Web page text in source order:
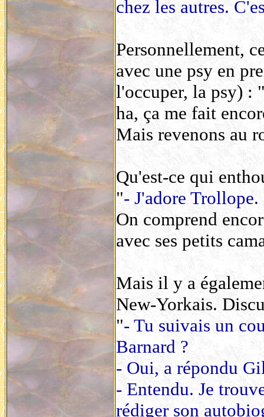
chez les autres.
Personnellement,
avec une psy en
l'occuper, la psy) :
ha, ça me fait
Mais revenons au
Qu'est-ce qui
"- J'adore
On comprend
avec ses petits
Mais il y a
New-Yorkais.
"- Tu suivais un
Barnard ?
- Oui, a répondu
- Entendu. Je
rédiger son